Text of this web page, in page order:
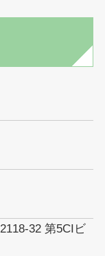
32 第5CIビ